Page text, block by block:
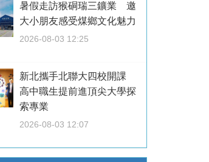
暑假走訪猴硐瑞三鑛業 邀
大小朋友感受煤鄉文化魅力
2026-08-03 12:25
新北攜手北聯大四校開課
高中職生提前進頂尖大學探
索專業
2026-08-03 12:07